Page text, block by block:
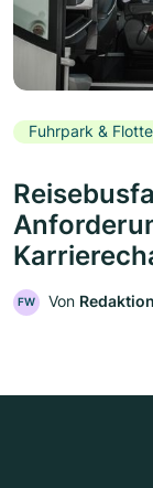
Fuhrpark &
FW Von